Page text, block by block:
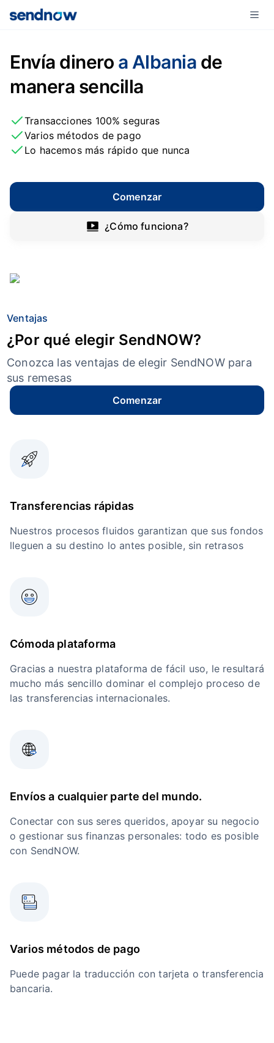
Envía dinero a Albania de
manera sencilla
Transacciones 100% seguras
Varios métodos de pago
Lo hacemos más rápido que nunca
Comenzar
¿Cómo funciona?
Ventajas
¿Por qué elegir SendNOW?
Conozca las ventajas de elegir SendNOW para
sus remesas
Comenzar
Transferencias rápidas
Nuestros procesos fluidos garantizan que sus fondos
lleguen a su destino lo antes posible, sin retrasos
Cómoda plataforma
Gracias a nuestra plataforma de fácil uso, le resultará
mucho más sencillo dominar el complejo proceso de
las transferencias internacionales.
Envíos a cualquier parte del mundo.
Conectar con sus seres queridos, apoyar su negocio
o gestionar sus finanzas personales: todo es posible
con SendNOW.
Varios métodos de pago
Puede pagar la traducción con tarjeta o transferencia
bancaria.